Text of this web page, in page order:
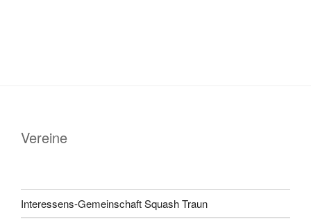
Vereine
Interessens-Gemeinschaft Squash Traun